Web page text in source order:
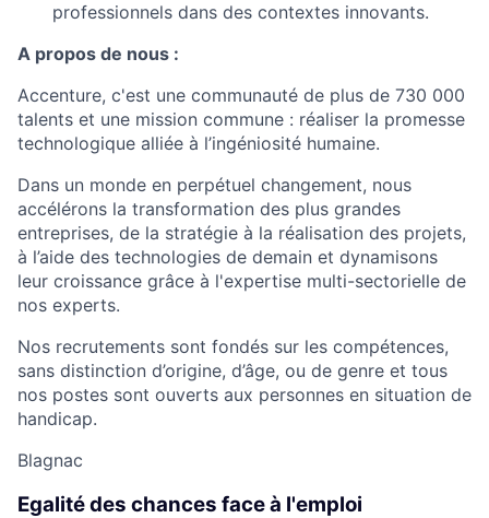
professionnels dans des contextes innovants.
A propos de nous :
Accenture, c'est une communauté de plus de 730 000
talents et une mission commune : réaliser la promesse
technologique alliée à l’ingéniosité humaine.
Dans un monde en perpétuel changement, nous
accélérons la transformation des plus grandes
entreprises, de la stratégie à la réalisation des projets,
à l’aide des technologies de demain et dynamisons
leur croissance grâce à l'expertise multi-sectorielle de
nos experts.
Nos recrutements sont fondés sur les compétences,
sans distinction d’origine, d’âge, ou de genre et tous
nos postes sont ouverts aux personnes en situation de
handicap.
Blagnac
Egalité des chances face à l'emploi